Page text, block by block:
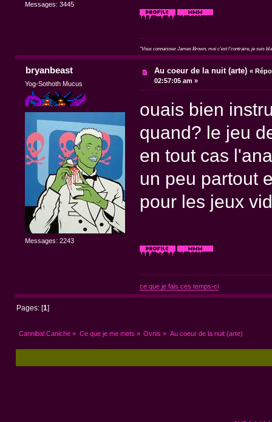
Messages: 3445
"Vous connaissez James Brown, moi c'est l'contraire, je suis
bryanbeast
Yog-Sothoth Mucus
Messages: 2243
Au coeur de la nuit (arte) «
02:57:05 am »
ouais bien
quand? le jeu
en tout cas
un peu partout
pour les jeux
ce que je fais ces temps-ci
Pages: [1]
Cannibal Caniche » Ce que je me mets » Ovnis » Au coeur de la nuit (arte)